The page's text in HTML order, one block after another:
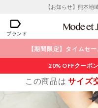
【お知らせ】熊本地
ブランド
【期間限定】タイムセ
20% OFFクーポン
この商品はサイズ